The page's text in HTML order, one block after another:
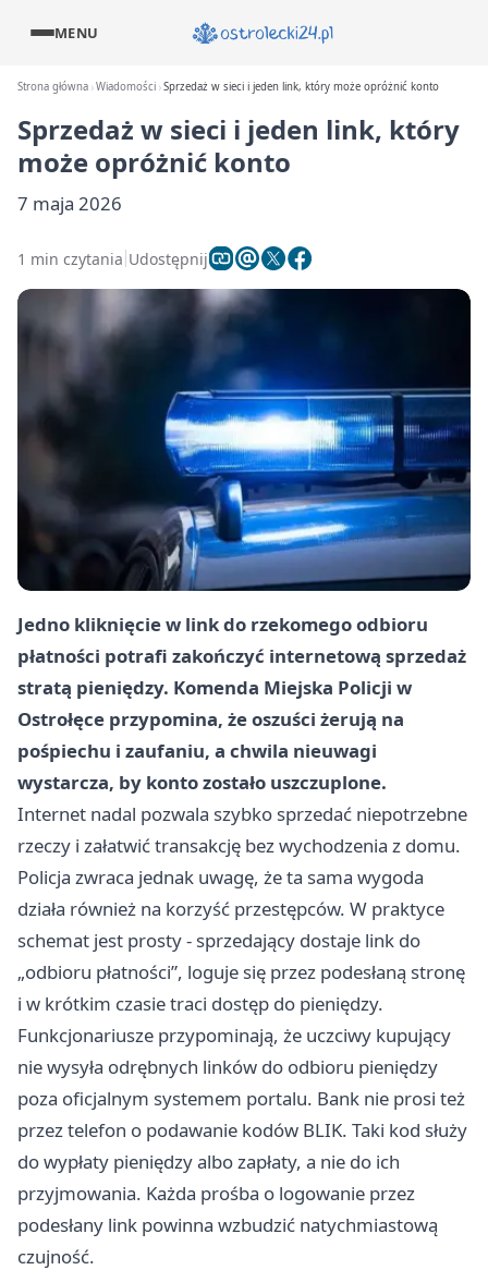
MENU
Strona główna Wiadomości Sprzedaż w sieci i jeden link, który może opróżnić konto
Sprzedaż w sieci i jeden link, który
może opróżnić konto
7 maja 2026
1 min czytania Udostępnij
Jedno kliknięcie w link do rzekomego odbioru
płatności potrafi zakończyć internetową sprzedaż
stratą pieniędzy. Komenda Miejska Policji w
Ostrołęce przypomina, że oszuści żerują na
pośpiechu i zaufaniu, a chwila nieuwagi
wystarcza, by konto zostało uszczuplone.
Internet nadal pozwala szybko sprzedać niepotrzebne
rzeczy i załatwić transakcję bez wychodzenia z domu.
Policja zwraca jednak uwagę, że ta sama wygoda
działa również na korzyść przestępców. W praktyce
schemat jest prosty - sprzedający dostaje link do
„odbioru płatności”, loguje się przez podesłaną stronę
i w krótkim czasie traci dostęp do pieniędzy.
Funkcjonariusze przypominają, że uczciwy kupujący
nie wysyła odrębnych linków do odbioru pieniędzy
poza oficjalnym systemem portalu. Bank nie prosi też
przez telefon o podawanie kodów BLIK. Taki kod służy
do wypłaty pieniędzy albo zapłaty, a nie do ich
przyjmowania. Każda prośba o logowanie przez
podesłany link powinna wzbudzić natychmiastową
czujność.